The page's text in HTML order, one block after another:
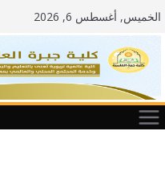
الخميس, أغسطس 6, 2026